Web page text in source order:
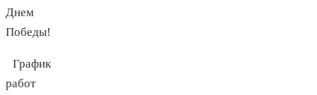
Днем
Победы!
График
работ